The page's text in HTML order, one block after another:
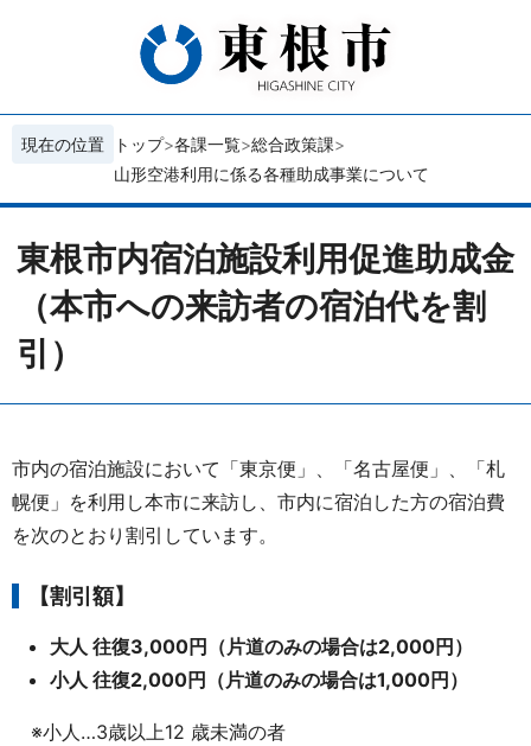
現在の位置 トップ 各課一覧 総合政策課
山形空港利用に係る各種助成事業について
東根市内宿泊施設利用促進助成金
（本市への来訪者の宿泊代を割
引）
市内の宿泊施設において「東京便」、「名古屋便」、「札
幌便」を利用し本市に来訪し、市内に宿泊した方の宿泊費
を次のとおり割引しています。
【割引額】
大人 往復3,000円（片道のみの場合は2,000円）
小人 往復2,000円（片道のみの場合は1,000円）
※小人…3歳以上12 歳未満の者